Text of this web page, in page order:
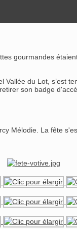
gourmandes
du Lot, s’est
son badge
Mélodie. La fête